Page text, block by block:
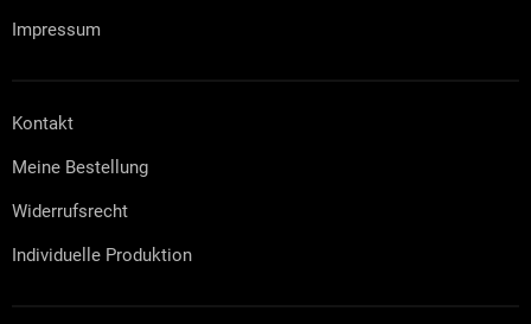
Impressum
Kontakt
Meine Bestellung
Widerrufsrecht
Individuelle Produktion